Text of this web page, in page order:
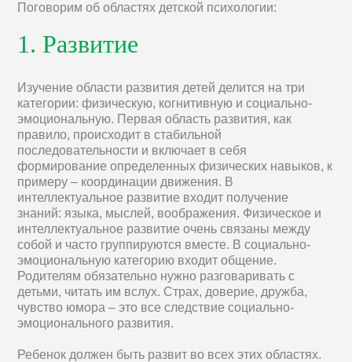
Поговорим об областях детской психологии:
1. Развитие
Изучение области развития детей делится на три
категории: физическую, когнитивную и социально-
эмоциональную. Первая область развития, как
правило, происходит в стабильной
последовательности и включает в себя
формирование определенных физических навыков, к
примеру – координации движения. В
интеллектуальное развитие входит получение
знаний: языка, мыслей, воображения. Физическое и
интеллектуальное развитие очень связаны между
собой и часто группируются вместе. В социально-
эмоциональную категорию входит общение.
Родителям обязательно нужно разговаривать с
детьми, читать им вслух. Страх, доверие, дружба,
чувство юмора – это все следствие социально-
эмоционального развития.
Ребенок должен быть развит во всех этих областях.